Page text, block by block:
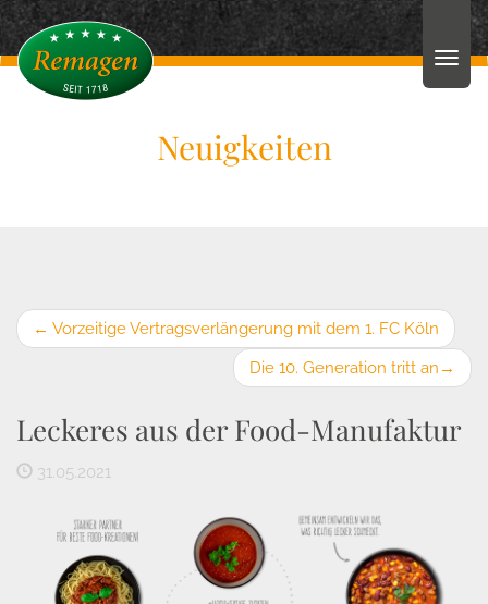
Neuigkeiten
← Vorzeitige Vertragsverlängerung mit dem 1. FC Köln
Die 10. Generation tritt an →
Leckeres aus der Food-Manufaktur
31.05.2021